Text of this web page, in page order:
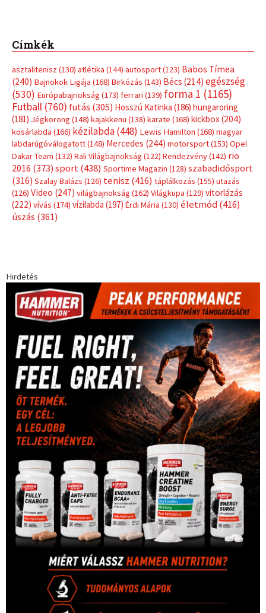
Címkék
asztalitenisz (130) atlétika (144) autosport(123) Babos Tímea
(240) Bajnokok Ligája (168) Birkózás (143) Bécs (214) egészség
(530) Európabajnokság (173) ferrari (139) forma 1 (1165)
Futball (760) futás (305) Hosszú Katinka (186) hungaroring
(181) Jégkorong (148) kajakkenu (138) karate (168) kickbox(204)
kosárlabda (166) kézilabda(448) Lewis Hamilton (168) magyar
labdarúgóválogatott(148) Mercedes (244) motorsport(153) Opel
Dakar Team (132) Rali Világbajnokság (122) Rendezvény(142) rio
2016 (373) sport(438) Sportime Magazin (128) szabadidősport
(316) Szalay Balázs (126) tenisz (416) táplálkozás (155) utazás
(126) Video (247) világbajnokság (162) Világkupa (129) vitorlázás
(222) vívás (174) vízilabda (197) Érdi Mária (130) életmód(416)
úszás (361)
Hirdetés